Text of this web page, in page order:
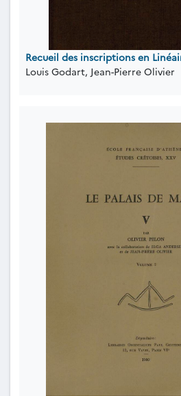
Recueil des inscriptions en
Louis Godart, Jean-Pierre Olivier